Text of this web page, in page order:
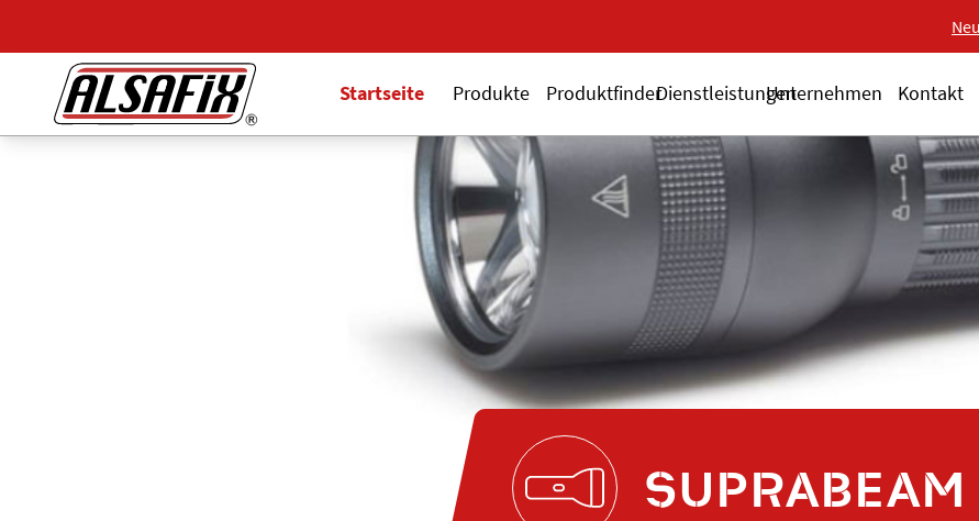
Neue 18-V-Serie
Startseite Produkte ProduktfinderDienstleistungenUnternehmen Kontakt
SUPRABEAM